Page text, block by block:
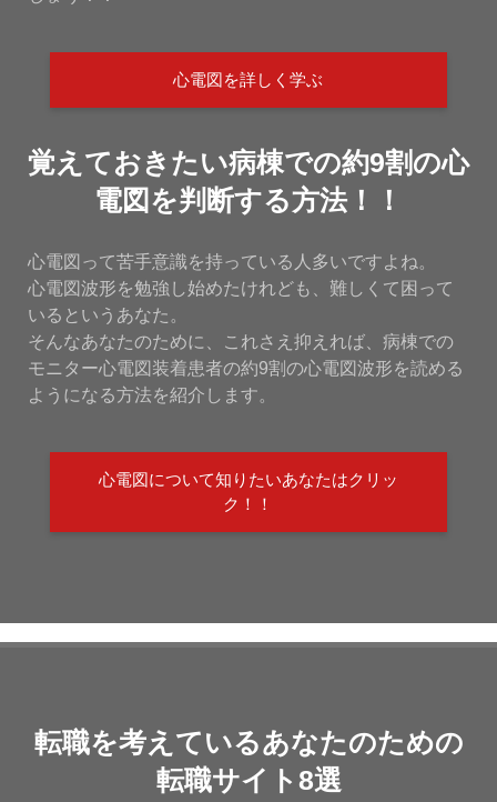
心電図を詳しく学ぶ
覚えておきたい病棟での約9割の心
電図を判断する方法！！
心電図って苦手意識を持っている人多いですよね。
心電図波形を勉強し始めたけれども、難しくて困って
いるというあなた。
そんなあなたのために、これさえ抑えれば、病棟での
モニター心電図装着患者の約9割の心電図波形を読める
ようになる方法を紹介します。
心電図について知りたいあなたはクリッ
ク！！
転職を考えているあなたのための
転職サイト8選